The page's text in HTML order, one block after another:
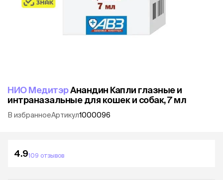
НИО МедитэрАнандин Капли глазные и
интраназальные для кошек и собак, 7 мл
В избранноеАртикул1000096
4.9109 отзывов